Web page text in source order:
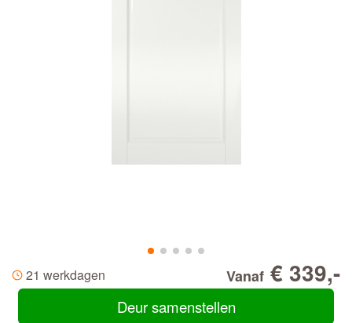
21 werkdagen Vanaf € 339,-
Deur samenstellen